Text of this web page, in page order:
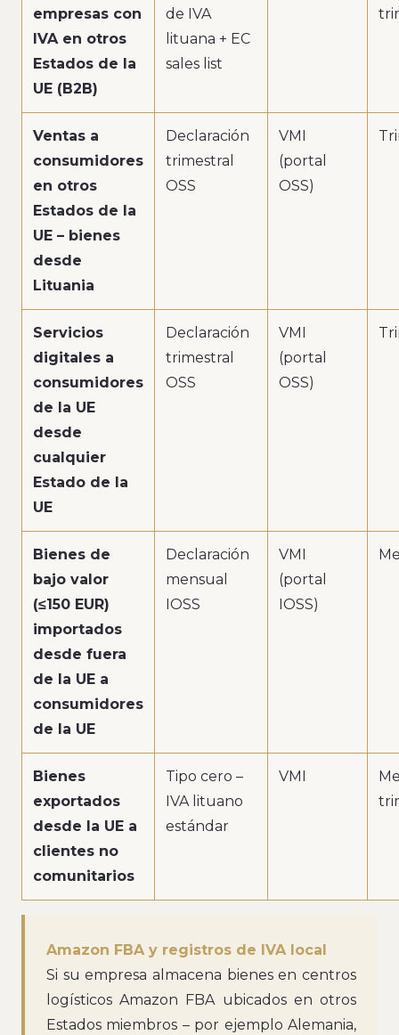
empresas con
IVA en otros
Estados de la
UE (B2B)
de IVA
lituana + EC
sales list
Ventas a
consumidores
en otros
Estados de la
UE – bienes
desde
Lituania
Declaración
trimestral
OSS
VMI
(portal
OSS)
Servicios
digitales a
consumidores
de la UE
desde
cualquier
Estado de la
UE
Declaración
trimestral
OSS
VMI
(portal
OSS)
Bienes de
bajo valor
(≤150 EUR)
importados
desde fuera
de la UE a
consumidores
de la UE
Declaración
mensual
IOSS
VMI
(portal
IOSS)
Bienes
exportados
desde la UE a
clientes no
comunitarios
Tipo cero –
IVA lituano
estándar
VMI
Amazon FBA y registros de IVA local
Si su empresa almacena bienes en centros
logísticos Amazon FBA ubicados en otros
Estados miembros – por ejemplo Alemania,